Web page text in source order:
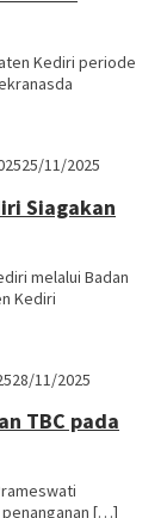
Kediri periode
25/11/2025
Siagakan
melalui Badan
Kediri
28/11/2025
TBC pada
[…]